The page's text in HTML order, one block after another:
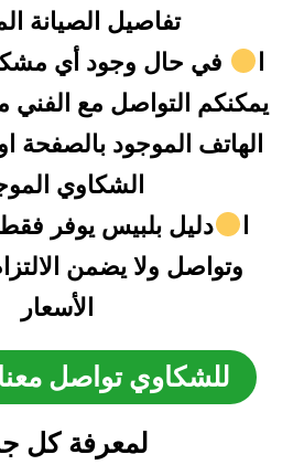
تفاصيل الصيانة
في حال وجود أي
يمكنكم التواصل مع الفني
الهاتف الموجود بالصفحة
الشكاوي
دليل بلبيس يوفر
وتواصل ولا يضمن
الأسعار
للشكاوي تواصل
لمعرفة كل